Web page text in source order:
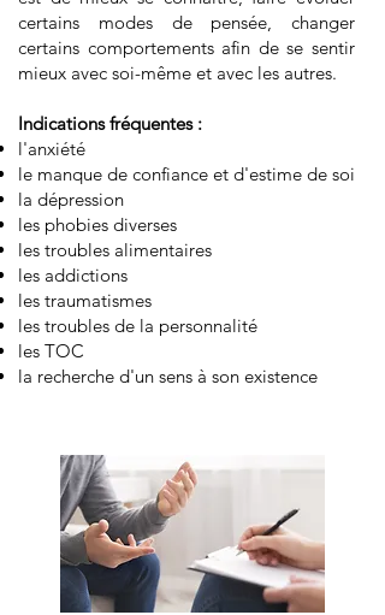
certains modes de pensée, changer
certains comportements afin de se sentir
mieux avec soi-même et avec les autres.
Indications fréquentes :
l'anxiété
le manque de confiance et d'estime de soi
la dépression
les phobies diverses
les troubles alimentaires
les addictions
les traumatismes
les troubles de la personnalité
les TOC
la recherche d'un sens à son existence